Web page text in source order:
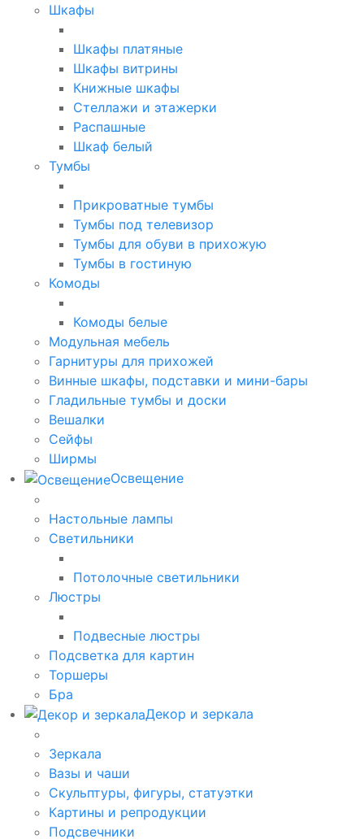
Шкафы
Шкафы платяные
Шкафы витрины
Книжные шкафы
Стеллажи и этажерки
Распашные
Шкаф белый
Тумбы
Прикроватные тумбы
Тумбы под телевизор
Тумбы для обуви в прихожую
Тумбы в гостиную
Комоды
Комоды белые
Модульная мебель
Гарнитуры для прихожей
Винные шкафы, подставки и мини-бары
Гладильные тумбы и доски
Вешалки
Сейфы
Ширмы
Освещение
Настольные лампы
Светильники
Потолочные светильники
Люстры
Подвесные люстры
Подсветка для картин
Торшеры
Бра
Декор и зеркала
Зеркала
Вазы и чаши
Скульптуры, фигуры, статуэтки
Картины и репродукции
Подсвечники